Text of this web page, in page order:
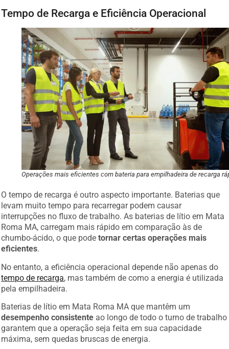
Tempo de Recarga e Eficiência Operacional
Operações mais eficientes com bateria para empilhadeira de recarga
O tempo de recarga é outro aspecto importante. Baterias que
levam muito tempo para recarregar podem causar
interrupções no fluxo de trabalho. As baterias de lítio em Mata
Roma MA, carregam mais rápido em comparação às de
chumbo-ácido, o que podetornar certas operações mais
eficientes.
No entanto, a eficiência operacional depende não apenas do
tempo de recarga, mas também de como a energia é utilizada
pela empilhadeira.
Baterias de lítio em Mata Roma MA que mantêm um
desempenho consistente ao longo de todo o turno de trabalho
garantem que a operação seja feita em sua capacidade
máxima, sem quedas bruscas de energia.